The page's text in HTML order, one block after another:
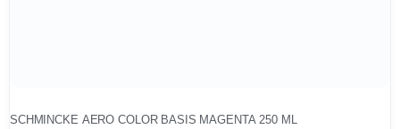
SCHMINCKE AERO COLOR BASIS MAGENTA 250 ML